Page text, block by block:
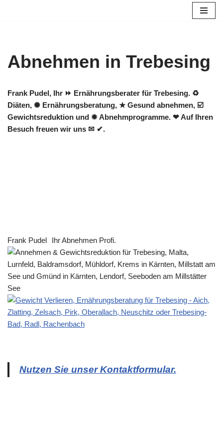
Abnehmen in Trebesing
Frank Pudel, Ihr ⏩ Ernährungsberater für Trebesing. ♻
Diäten, ✺ Ernährungsberatung, ★ Gesund abnehmen, ☑️
Gewichtsreduktion und ✹ Abnehmprogramme. ❤ Auf Ihren
Besuch freuen wir uns ✉ ✔.
Frank Pudel Ihr Abnehmen Profi.
Nutzen Sie unser Kontaktformular.